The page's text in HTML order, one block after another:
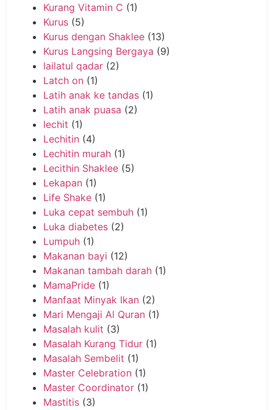
Kurang Vitamin C (1)
Kurus (5)
Kurus dengan Shaklee (13)
Kurus Langsing Bergaya (9)
lailatul qadar (2)
Latch on (1)
Latih anak ke tandas (1)
Latih anak puasa (2)
lechit (1)
Lechitin (4)
Lechitin murah (1)
Lecithin Shaklee (5)
Lekapan (1)
Life Shake (1)
Luka cepat sembuh (1)
Luka diabetes (2)
Lumpuh (1)
Makanan bayi (12)
Makanan tambah darah (1)
MamaPride (1)
Manfaat Minyak Ikan (2)
Mari Mengaji Al Quran (1)
Masalah kulit (3)
Masalah Kurang Tidur (1)
Masalah Sembelit (1)
Master Celebration (1)
Master Coordinator (1)
Mastitis (3)